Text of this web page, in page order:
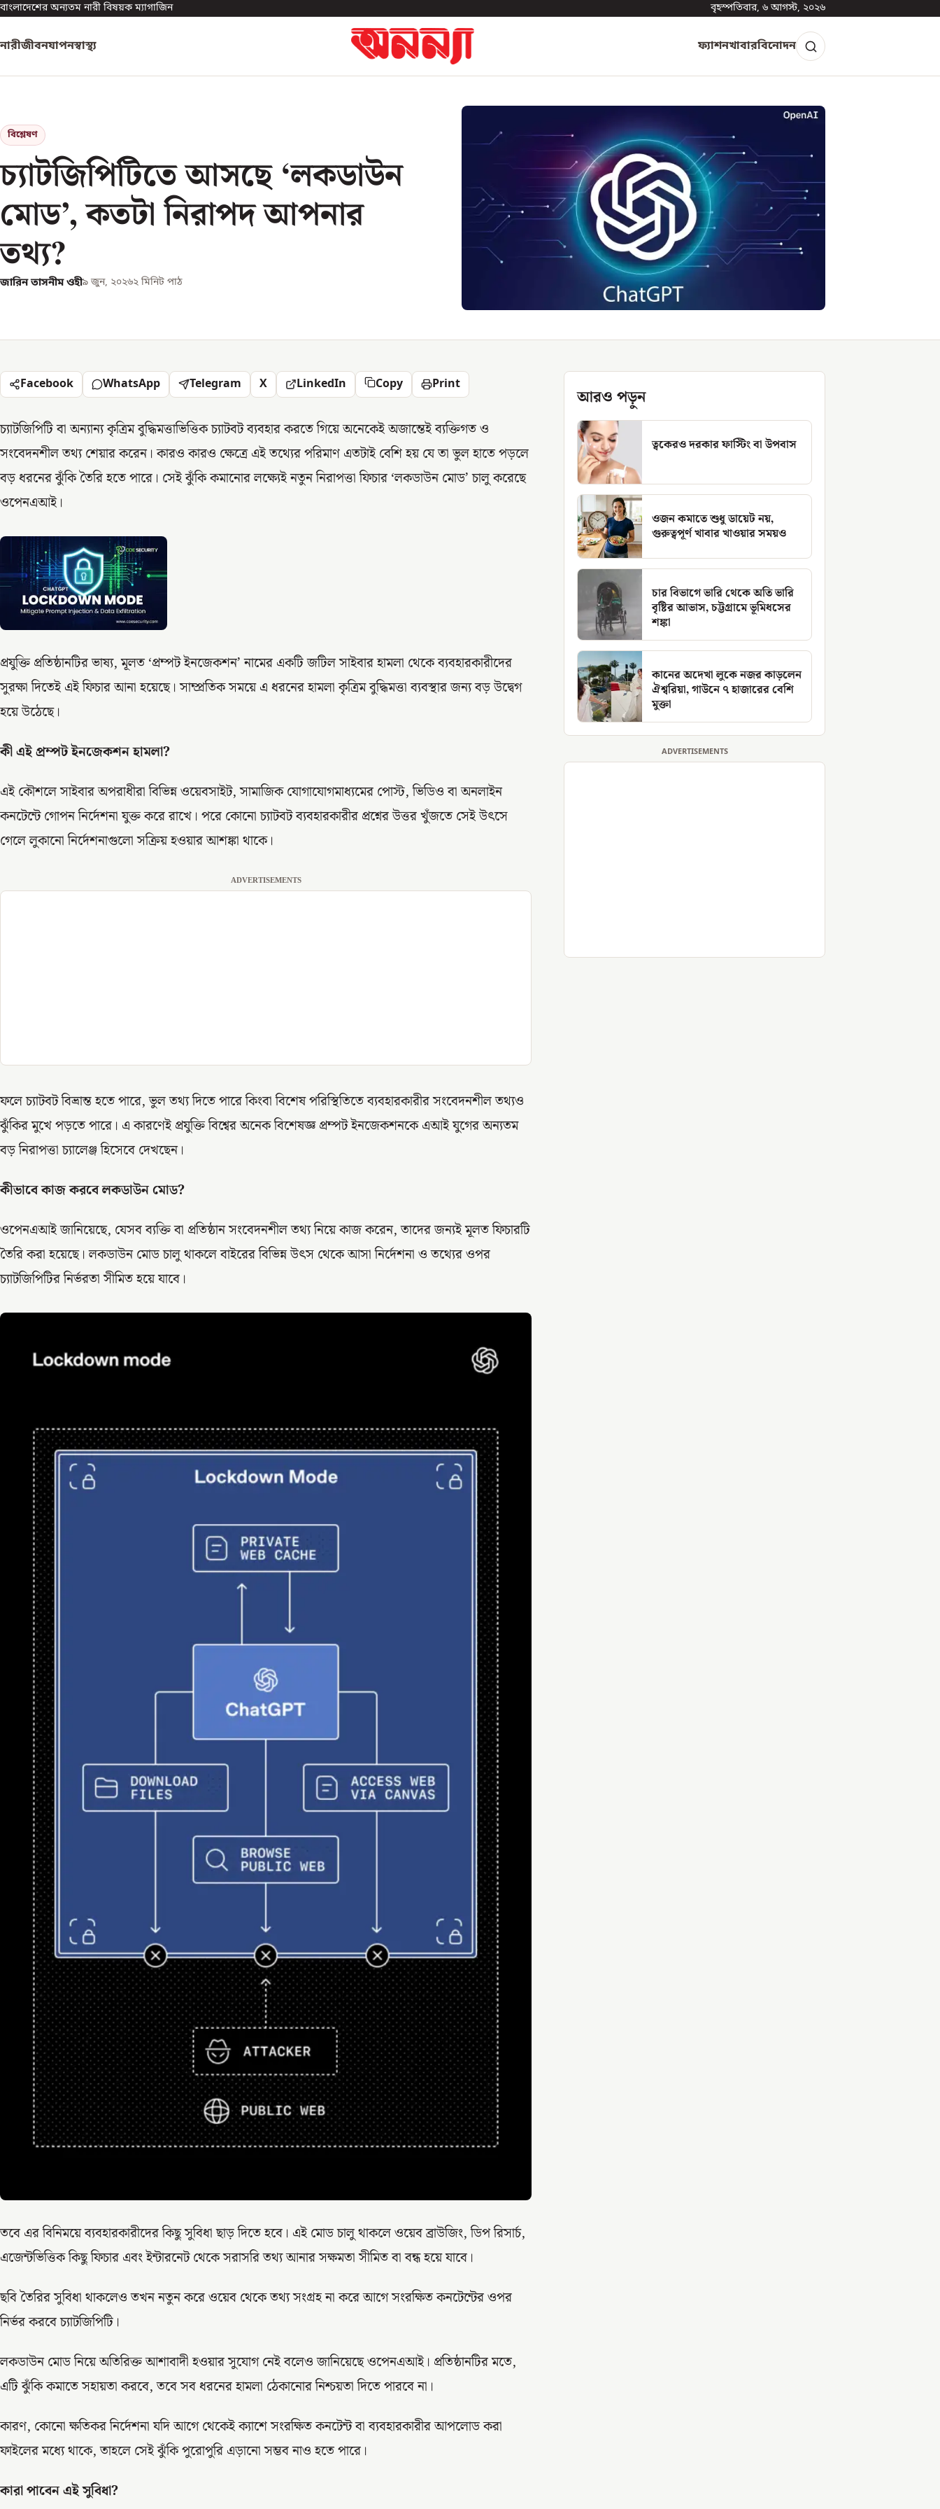
বাংলাদেশের অন্যতম নারী বিষয়ক ম্যাগাজিন বৃহস্পতিবার, ৬ আগস্ট, ২০২৬
নারীজীবনযাপনস্বাস্থ্য ফ্যাশনখাবারবিনোদন
বিশ্লেষণ
চ্যাটজিপিটিতে আসছে ‘লকডাউন
মোড’, কতটা নিরাপদ আপনার
তথ্য?
জারিন তাসনীম ওহী৯ জুন, ২০২৬২ মিনিট পাঠ
Facebook WhatsApp Telegram X LinkedIn Copy Print
চ্যাটজিপিটি বা অন্যান্য কৃত্রিম বুদ্ধিমত্তাভিত্তিক চ্যাটবট ব্যবহার করতে গিয়ে অনেকেই অজান্তেই ব্যক্তিগত ও
সংবেদনশীল তথ্য শেয়ার করেন। কারও কারও ক্ষেত্রে এই তথ্যের পরিমাণ এতটাই বেশি হয় যে তা ভুল হাতে পড়লে
বড় ধরনের ঝুঁকি তৈরি হতে পারে। সেই ঝুঁকি কমানোর লক্ষ্যেই নতুন নিরাপত্তা ফিচার ‘লকডাউন মোড’ চালু করেছে
ওপেনএআই।
প্রযুক্তি প্রতিষ্ঠানটির ভাষ্য, মূলত ‘প্রম্পট ইনজেকশন’ নামের একটি জটিল সাইবার হামলা থেকে ব্যবহারকারীদের
সুরক্ষা দিতেই এই ফিচার আনা হয়েছে। সাম্প্রতিক সময়ে এ ধরনের হামলা কৃত্রিম বুদ্ধিমত্তা ব্যবস্থার জন্য বড় উদ্বেগ
হয়ে উঠেছে।
কী এই প্রম্পট ইনজেকশন হামলা?
এই কৌশলে সাইবার অপরাধীরা বিভিন্ন ওয়েবসাইট, সামাজিক যোগাযোগমাধ্যমের পোস্ট, ভিডিও বা অনলাইন
কনটেন্টে গোপন নির্দেশনা যুক্ত করে রাখে। পরে কোনো চ্যাটবট ব্যবহারকারীর প্রশ্নের উত্তর খুঁজতে সেই উৎসে
গেলে লুকানো নির্দেশনাগুলো সক্রিয় হওয়ার আশঙ্কা থাকে।
ADVERTISEMENTS
ফলে চ্যাটবট বিভ্রান্ত হতে পারে, ভুল তথ্য দিতে পারে কিংবা বিশেষ পরিস্থিতিতে ব্যবহারকারীর সংবেদনশীল তথ্যও
ঝুঁকির মুখে পড়তে পারে। এ কারণেই প্রযুক্তি বিশ্বের অনেক বিশেষজ্ঞ প্রম্পট ইনজেকশনকে এআই যুগের অন্যতম
বড় নিরাপত্তা চ্যালেঞ্জ হিসেবে দেখছেন।
কীভাবে কাজ করবে লকডাউন মোড?
ওপেনএআই জানিয়েছে, যেসব ব্যক্তি বা প্রতিষ্ঠান সংবেদনশীল তথ্য নিয়ে কাজ করেন, তাদের জন্যই মূলত ফিচারটি
তৈরি করা হয়েছে। লকডাউন মোড চালু থাকলে বাইরের বিভিন্ন উৎস থেকে আসা নির্দেশনা ও তথ্যের ওপর
চ্যাটজিপিটির নির্ভরতা সীমিত হয়ে যাবে।
তবে এর বিনিময়ে ব্যবহারকারীদের কিছু সুবিধা ছাড় দিতে হবে। এই মোড চালু থাকলে ওয়েব ব্রাউজিং, ডিপ রিসার্চ,
এজেন্টভিত্তিক কিছু ফিচার এবং ইন্টারনেট থেকে সরাসরি তথ্য আনার সক্ষমতা সীমিত বা বন্ধ হয়ে যাবে।
ছবি তৈরির সুবিধা থাকলেও তখন নতুন করে ওয়েব থেকে তথ্য সংগ্রহ না করে আগে সংরক্ষিত কনটেন্টের ওপর
নির্ভর করবে চ্যাটজিপিটি।
লকডাউন মোড নিয়ে অতিরিক্ত আশাবাদী হওয়ার সুযোগ নেই বলেও জানিয়েছে ওপেনএআই। প্রতিষ্ঠানটির মতে,
এটি ঝুঁকি কমাতে সহায়তা করবে, তবে সব ধরনের হামলা ঠেকানোর নিশ্চয়তা দিতে পারবে না।
কারণ, কোনো ক্ষতিকর নির্দেশনা যদি আগে থেকেই ক্যাশে সংরক্ষিত কনটেন্ট বা ব্যবহারকারীর আপলোড করা
ফাইলের মধ্যে থাকে, তাহলে সেই ঝুঁকি পুরোপুরি এড়ানো সম্ভব নাও হতে পারে।
কারা পাবেন এই সুবিধা?
আরও পড়ুন
ত্বকেরও দরকার ফাস্টিং বা উপবাস
ওজন কমাতে শুধু ডায়েট নয়,
গুরুত্বপূর্ণ খাবার খাওয়ার সময়ও
চার বিভাগে ভারি থেকে অতি ভারি
বৃষ্টির আভাস, চট্টগ্রামে ভূমিধসের
শঙ্কা
কানের অদেখা লুকে নজর কাড়লেন
ঐশ্বরিয়া, গাউনে ৭ হাজারের বেশি
মুক্তা
ADVERTISEMENTS